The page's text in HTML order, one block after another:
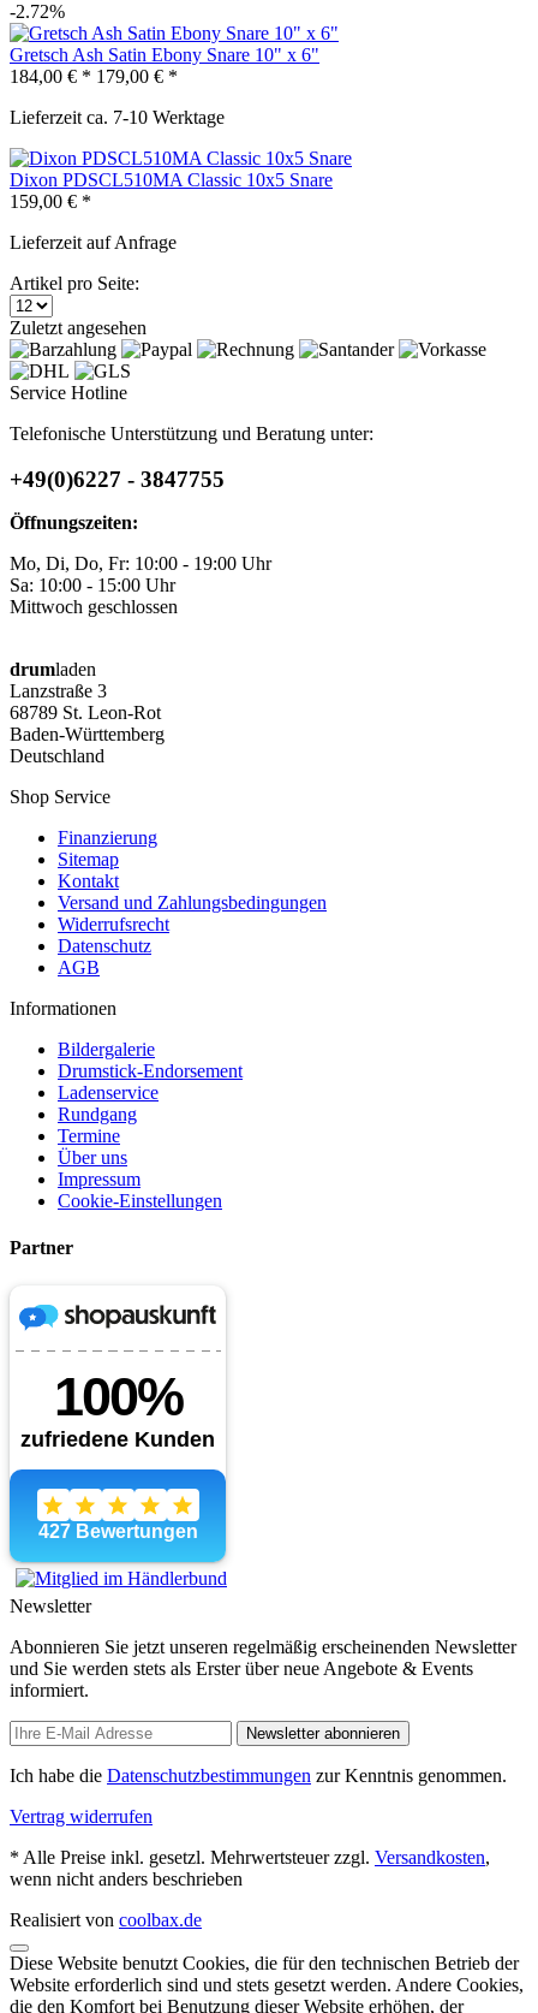
-2.72%
Gretsch Ash Satin Ebony Snare 10" x 6"
184,00 € * 179,00 € *
Lieferzeit ca. 7-10 Werktage
Dixon PDSCL510MA Classic 10x5 Snare
159,00 € *
Lieferzeit auf Anfrage
Artikel pro Seite:
Zuletzt angesehen
Service Hotline
Telefonische Unterstützung und Beratung unter:
+49(0)6227 - 3847755
Öffnungszeiten:
Mo, Di, Do, Fr: 10:00 - 19:00 Uhr
Sa: 10:00 - 15:00 Uhr
Mittwoch geschlossen
drumladen
Lanzstraße 3
68789 St. Leon-Rot
Baden-Württemberg
Deutschland
Shop Service
Finanzierung
Sitemap
Kontakt
Versand und Zahlungsbedingungen
Widerrufsrecht
Datenschutz
AGB
Informationen
Bildergalerie
Drumstick-Endorsement
Ladenservice
Rundgang
Termine
Über uns
Impressum
Cookie-Einstellungen
Partner
Newsletter
Abonnieren Sie jetzt unseren regelmäßig erscheinenden Newsletter
und Sie werden stets als Erster über neue Angebote & Events
informiert.
Newsletter abonnieren
Ich habe die Datenschutzbestimmungen zur Kenntnis genommen.
Vertrag widerrufen
* Alle Preise inkl. gesetzl. Mehrwertsteuer zzgl. Versandkosten,
wenn nicht anders beschrieben
Realisiert von coolbax.de
Diese Website benutzt Cookies, die für den technischen Betrieb der
Website erforderlich sind und stets gesetzt werden. Andere Cookies,
die den Komfort bei Benutzung dieser Website erhöhen, der